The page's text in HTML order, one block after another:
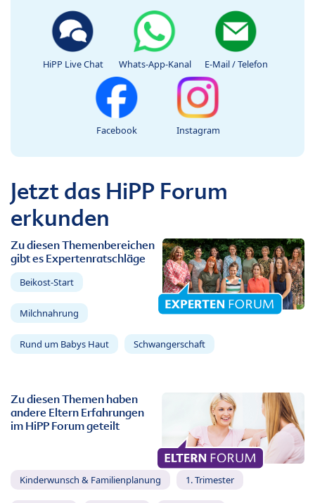
HiPP Live Chat Whats-App-Kanal E-Mail / Telefon
Facebook Instagram
Jetzt das HiPP Forum
erkunden
Zu diesen Themenbereichen
gibt es Expertenratschläge
Beikost-Start
Milchnahrung
Rund um Babys Haut Schwangerschaft
Zu diesen Themen haben
andere Eltern Erfahrungen
im HiPP Forum geteilt
Kinderwunsch & Familienplanung 1. Trimester